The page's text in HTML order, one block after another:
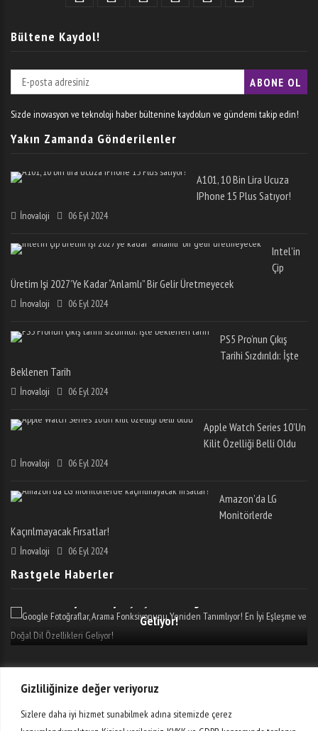
Gizliliğinize değer veriyoruz
Sizlere daha iyi hizmet sunabilmek adına sitemizde çerez
Bültene Kaydol!
Sizde inovasyon ve teknoloji haber bültenine kaydolun ve gündemi takip edin!
Yakın Zamanda Gönderilenler
A101, 10 Bin Lira Ucuza
IPhone 15 Plus Satıyor!
İnovaloji 06 Eyl 2024
Intel’in
Çip
Üretim Işi 2027’ye Kadar “anlamlı” Bir Gelir Üretmeyecek
İnovaloji 06 Eyl 2024
PS5 Pro’nun Çıkış
Tarihi Sızdırıldı: İşte
Beklenen Tarih
İnovaloji 06 Eyl 2024
Apple Watch Series 10’un
Kilit Özelliği Belli Oldu
İnovaloji 06 Eyl 2024
Amazon’da LG
Monitörlerde
Kaçırılmayacak Fırsatlar!
İnovaloji 06 Eyl 2024
Rastgele Haberler
Google Fotoğraflar, Arama Fonksiyonunu Yeniden
Geliyor!
AR-GE Bilim Dijital Donanım E-Ticaret Girişimler